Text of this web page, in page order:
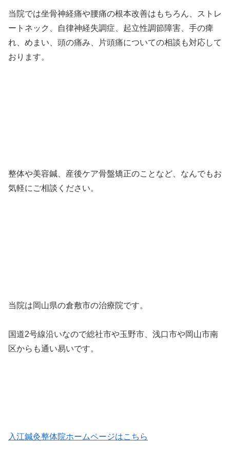
当院では坐骨神経痛や腰痛の根本改善はもちろん、ストレ
ートネック、自律神経失調症、起立性調節障害、手の痺
れ、めまい、頭の痛み、片頭痛についての相談も対応して
おります。
整体や美容鍼、産後ケア骨盤矯正のことなど、なんでもお
気軽にご相談ください。
当院は岡山県の倉敷市の治療院です。
国道2号線沿いなので総社市や玉野市、浅口市や岡山市南
区からも通い易いです。
入江鍼灸整体院ホームページはこちら